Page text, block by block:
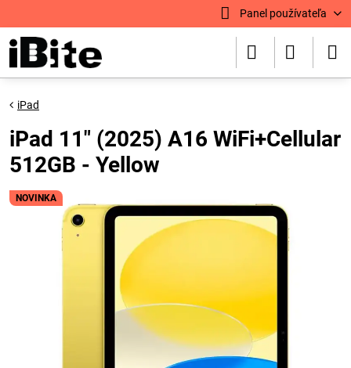
Panel používateľa
NOVINKA
iPad
iPad 11" (2025) A16 WiFi+Cellular
512GB - Yellow